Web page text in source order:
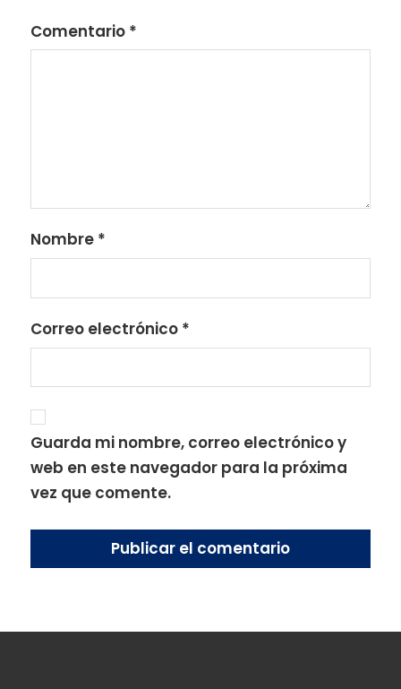
Comentario *
Nombre *
Correo electrónico *
Guarda mi nombre, correo electrónico y
web en este navegador para la próxima
vez que comente.